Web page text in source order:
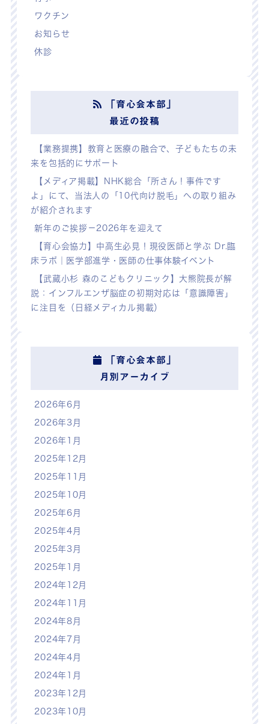
ワクチン
お知らせ
休診
「育心会本部」
最近の投稿
【業務提携】教育と医療の融合で、子どもたちの未
来を包括的にサポート
【メディア掲載】NHK総合「所さん！事件です
よ」にて、当法人の「10代向け脱毛」への取り組み
が紹介されます
新年のご挨拶－2026年を迎えて
【育心会協力】中高生必見！現役医師と学ぶ Dr.臨
床ラボ｜医学部進学・医師の仕事体験イベント
【武蔵小杉 森のこどもクリニック】大熊院長が解
説：インフルエンザ脳症の初期対応は「意識障害」
に注目を（日経メディカル掲載）
「育心会本部」
月別アーカイブ
2026年6月
2026年3月
2026年1月
2025年12月
2025年11月
2025年10月
2025年6月
2025年4月
2025年3月
2025年1月
2024年12月
2024年11月
2024年8月
2024年7月
2024年4月
2024年1月
2023年12月
2023年10月